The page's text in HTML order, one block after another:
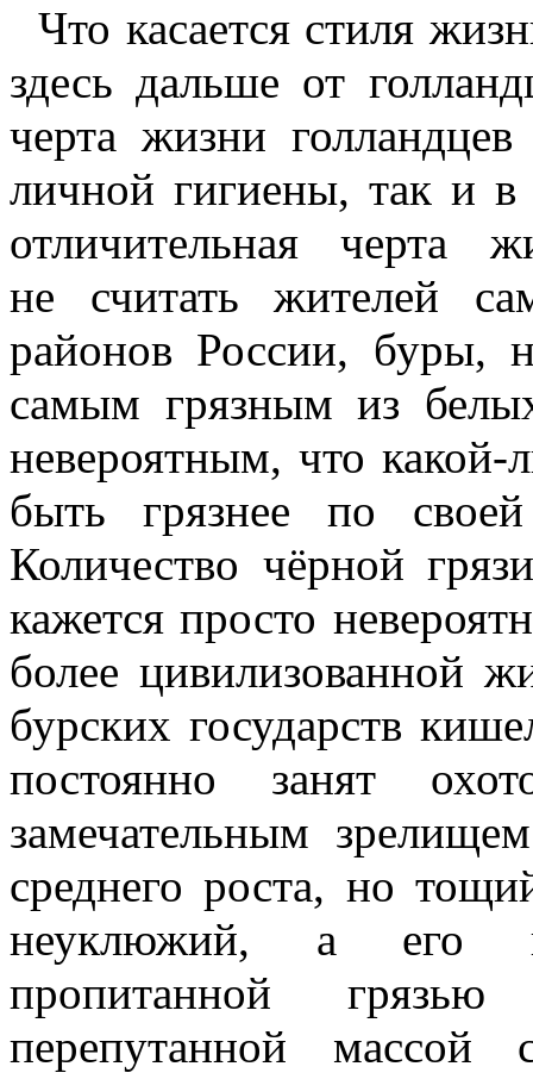
Что касается стиля
здесь дальше от
черта жизни
личной гигиены, так и в
отличительная
не считать жителей
районов России, буры,
самым грязным из
невероятным, что
быть грязнее по
Количество чёрной
кажется просто
более цивилизованной
бурских государств
постоянно занят
замечательным
среднего роста, но
неуклюжий, а его
пропитанной
перепутанной массой